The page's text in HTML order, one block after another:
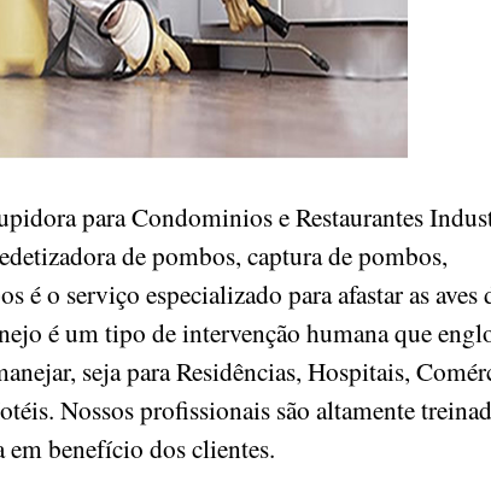
para Condominios e Restaurantes
de pombos, captura de pombos,
é o serviço especializado para afastar as aves
é um tipo de intervenção humana que
seja para Residências, Hospitais,
Nossos profissionais são altamente
em benefício dos clientes.